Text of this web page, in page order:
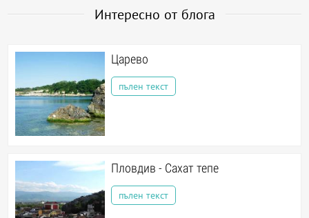
Интересно от блога
Царево
пълен текст
Пловдив - Сахат тепе
пълен текст